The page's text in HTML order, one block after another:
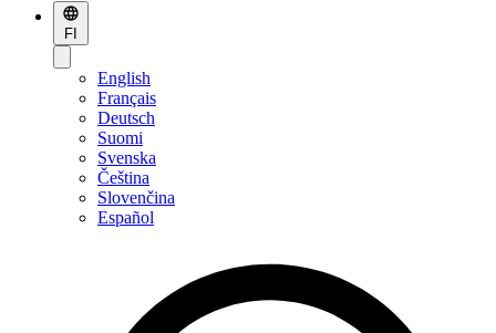
FI
English
Français
Deutsch
Suomi
Svenska
Čeština
Slovenčina
Español